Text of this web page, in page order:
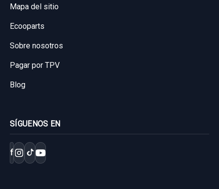
Mapa del sitio
Ecooparts
Sobre nosotros
Pagar por TPV
Blog
SÍGUENOS EN
f